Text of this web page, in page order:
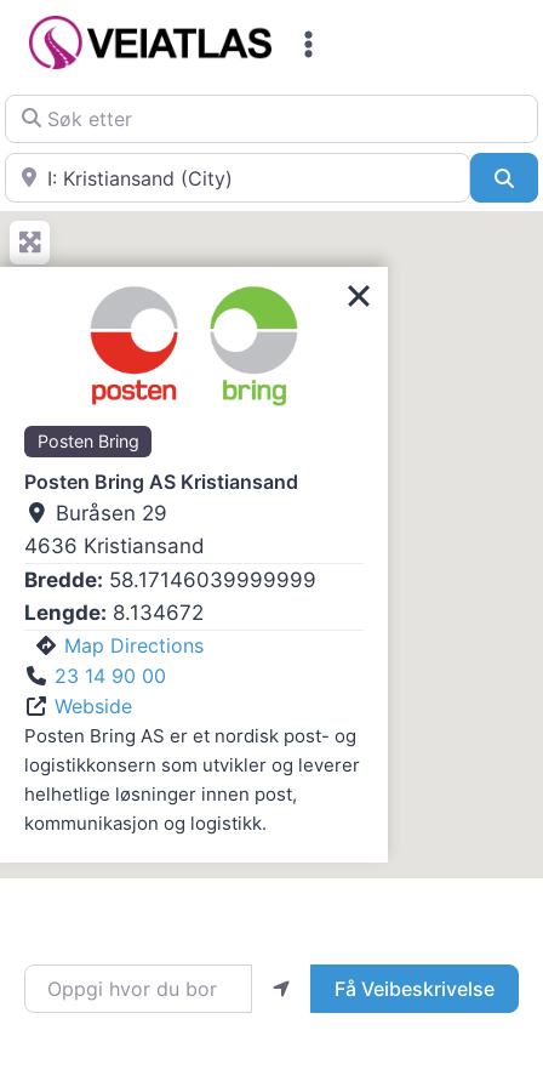
Skip
Søk etter
Nær
Oppgi hvor du bor Få Veibeskrivelse
Posten Bring
Posten Bring AS Kristiansand
Buråsen 29
4636 Kristiansand
Bredde: 58.17146039999999
Lengde: 8.134672
Map Directions
23 14 90 00
Webside
Posten Bring AS er et nordisk post- og
logistikkonsern som utvikler og leverer
helhetlige løsninger innen post,
kommunikasjon og logistikk.